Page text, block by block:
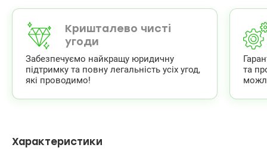
Квартира загальною площею 150м2 розташована на 4
поверсі. Складається з передпокою, кухні, вітальні,
кабінету та трьох спалень, двох санвузлів.
Дизайнерський ремонт зроблено 1,5 роки тому із
високоякісних матеріалів. Металопрофіль після
забудовника змінили на Rehau. Квартира оснащена
технікою Bosh, Liebher, сантехнікою Valleroy Bosh,
встановлені змішувачі Grohe.
Для інтер’єру вибрали меблі Blanche, Egger, використали
фурнітуру Blum. Встановлено систему безпеки квартири
У санвузлах підлога з підігрівом.
Кришталево чисті
угоди
Забезпечуємо найкращу юридичну
підтримку та повну легальність усіх угод,
які проводимо!
та
Характеристики